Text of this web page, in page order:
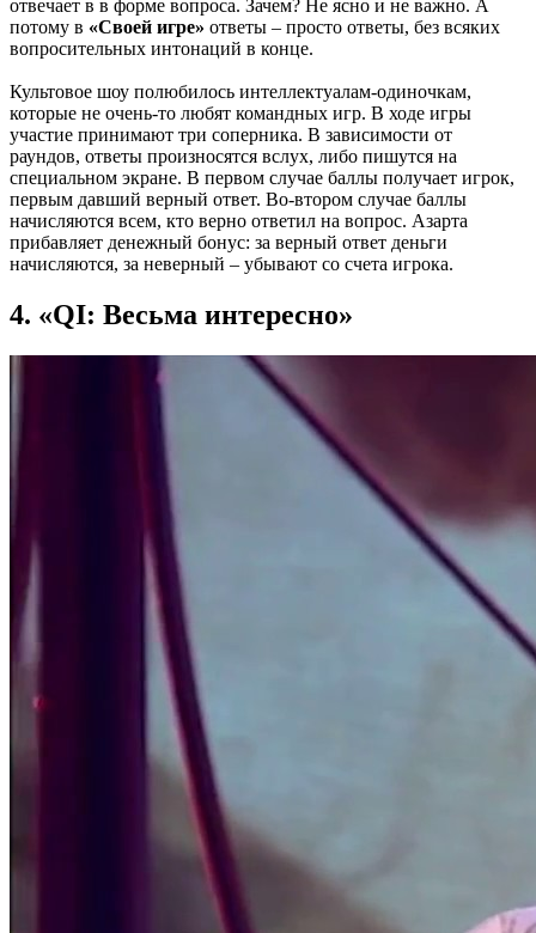
отвечает в в форме вопроса. Зачем? Не ясно и не важно. А
потому в «Своей игре» ответы – просто ответы, без всяких
вопросительных интонаций в конце.
Культовое шоу полюбилось интеллектуалам-одиночкам,
которые не очень-то любят командных игр. В ходе игры
участие принимают три соперника. В зависимости от
раундов, ответы произносятся вслух, либо пишутся на
специальном экране. В первом случае баллы получает игрок,
первым давший верный ответ. Во-втором случае баллы
начисляются всем, кто верно ответил на вопрос. Азарта
прибавляет денежный бонус: за верный ответ деньги
начисляются, за неверный – убывают со счета игрока.
4. «QI: Весьма интересно»